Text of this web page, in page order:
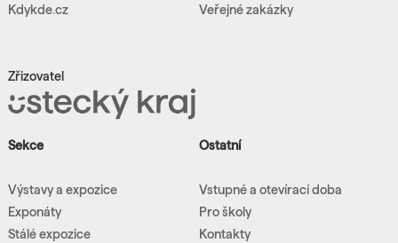
Kdykde.cz
Zřizovatel
Veřejné zakázky
Sekce
Výstavy a expozice
Exponáty
Stálé expozice
Ostatní
Vstupné a otevírací doba
Pro školy
Kontakty